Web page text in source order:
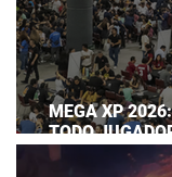
MEGA XP 2026:
TODO
AHORA